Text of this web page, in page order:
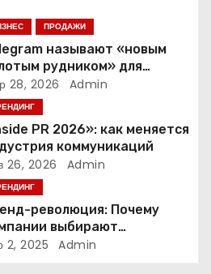
ПРОДАЖИ
называют «новым
рудником» для
как блогеры
онлайн-бизнес
28, 2026 Admin
PR 2026»: как меняется
коммуникаций
26, 2026 Admin
революция: Почему
выбирают
логотипы?
2, 2025 Admin